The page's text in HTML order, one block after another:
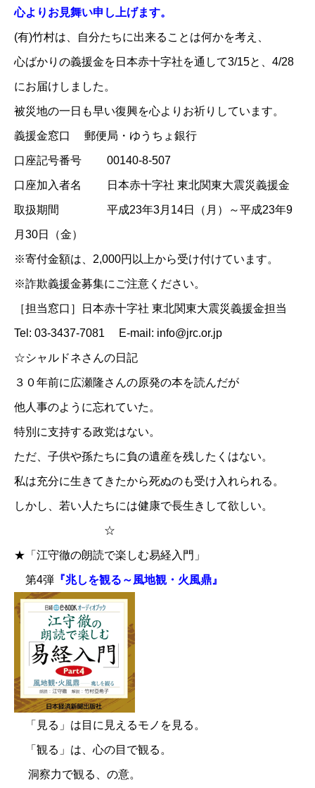
心よりお見舞い申し上げます。
(有)竹村は、自分たちに出来ることは何かを考え、
心ばかりの義援金を 日本赤十字社を通して3/15と、4/28
にお届けしました。
被災地の一日も早い復興を心よりお祈りしています。
義援金窓口 郵便局・ゆうちょ銀行
口座記号番号 00140-8-507
口座加入者名 日本赤十字社 東北関東大震災義援金
取扱期間 平成23年3月14日（月）～平成23年9
月30日（金）
※寄付金額は、2,000円以上から受け付けています。
※詐欺義援金募集にご注意ください。
［担当窓口］日本赤十字社 東北関東大震災義援金担当
Tel: 03-3437-7081 E-mail: info@jrc.or.jp
☆シャルドネさんの日記
３０年前に広瀬隆さんの原発の本を読んだが
他人事のように忘れていた。
特別に支持する政党はない。
ただ、子供や孫たちに負の遺産を残したくはない。
私は充分に生きてきたから死ぬのも受け入れられる。
しかし、若い人たちには健康で長生きして欲しい。
☆
★「江守徹の朗読で楽しむ易経入門」
第4弾 『兆しを観る～風地観・火風鼎』
「見る」は目に見えるモノを見る。
「観る」は、心の目で観る。
洞察力で観る、の意。